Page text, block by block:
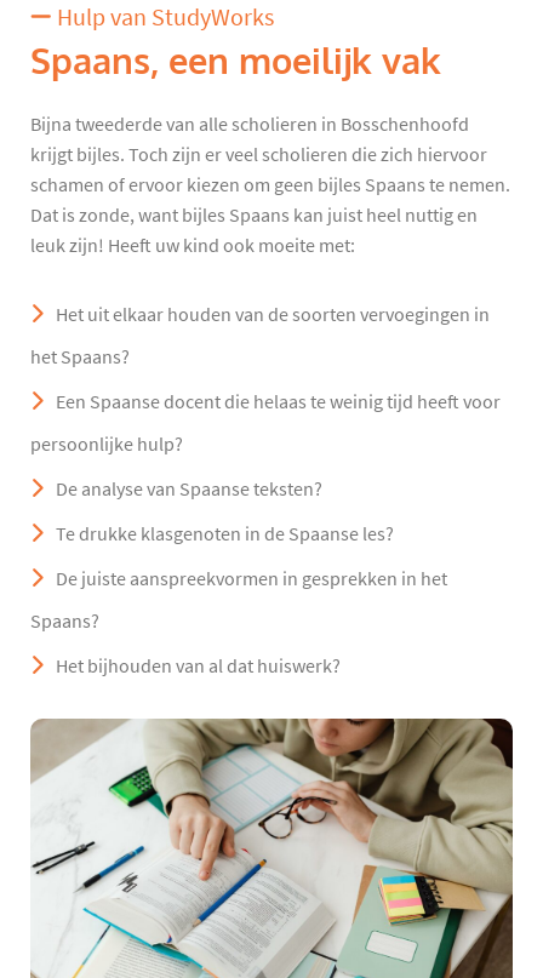
Hulp van StudyWorks
Spaans, een moeilijk vak
Bijna tweederde van alle scholieren in Bosschenhoofd
krijgt bijles. Toch zijn er veel scholieren die zich hiervoor
schamen of ervoor kiezen om geen bijles Spaans te nemen.
Dat is zonde, want bijles Spaans kan juist heel nuttig en
leuk zijn! Heeft uw kind ook moeite met:
Het uit elkaar houden van de soorten vervoegingen in
het Spaans?
Een Spaanse docent die helaas te weinig tijd heeft voor
persoonlijke hulp?
De analyse van Spaanse teksten?
Te drukke klasgenoten in de Spaanse les?
De juiste aanspreekvormen in gesprekken in het
Spaans?
Het bijhouden van al dat huiswerk?